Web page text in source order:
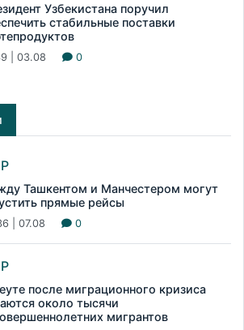
Узбекистана поручил
стабильные поставки
| 03.08 0
Ташкентом и Манчестером могут
прямые рейсы
| 07.08 0
после миграционного кризиса
около тысячи
мигрантов